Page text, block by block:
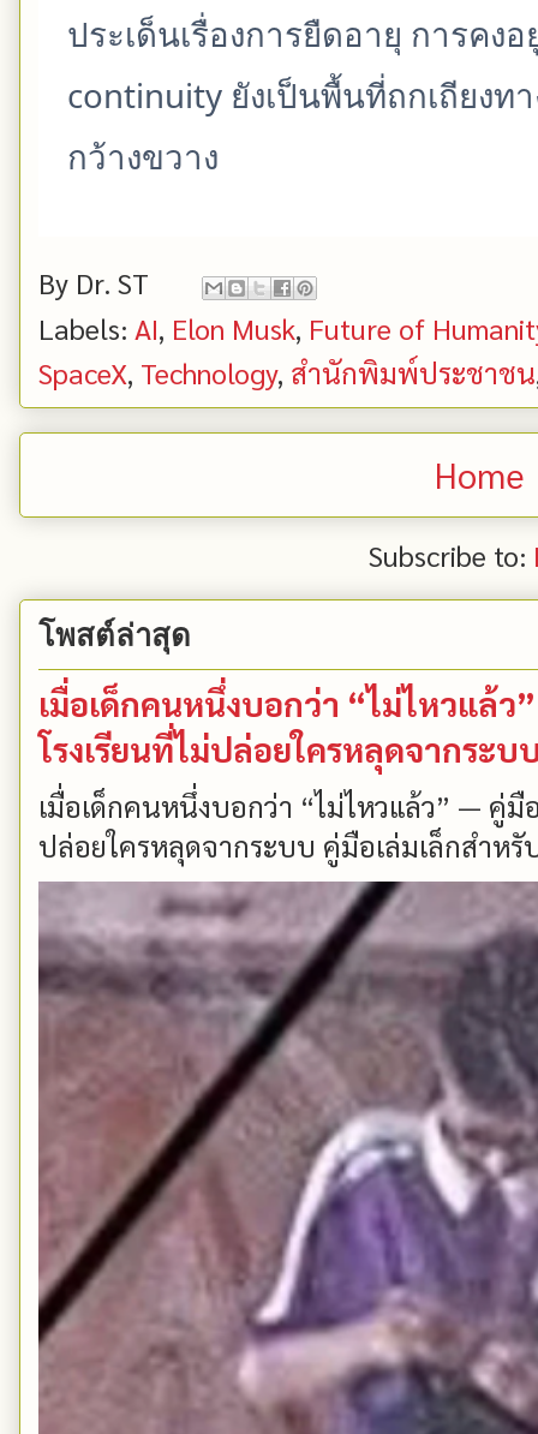
ประเด็นเรื่องการยืดอายุ การคง
continuity ยังเป็นพื้นที่ถกเถียง
กว้างขวาง
By Dr. ST
Labels: AI, Elon Musk, Future of
SpaceX, Technology, สำนักพิมพ์ประชาชน
Home
Subscribe to:
โพสต์ล่าสุด
เมื่อเด็กคนหนึ่งบอกว่า “ไม่ไหวแล้
โรงเรียนที่ไม่ปล่อยใครหลุดจากระบ
เมื่อเด็กคนหนึ่งบอกว่า “ไม่ไหวแล้ว” — คู่
ปล่อยใครหลุดจากระบบ คู่มือเล่มเล็กสำหรั